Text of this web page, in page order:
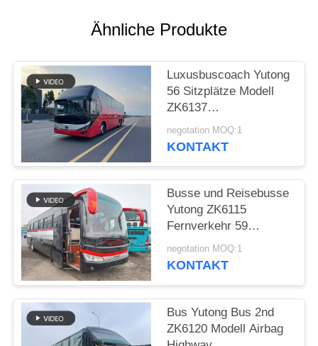
DATENSCHUTZRICHTLINIE
Ähnliche Produkte
Luxusbuscoach Yutong
56 Sitzplätze Modell
ZK6137
Doppelrücksachse
2021 Jahr Airbag
negotation MOQ:1
KONTAKT
Busse und Reisebusse
Yutong ZK6115
Fernverkehr 59
Sitzplätze 2016 Jahr
Diesel Layout LHD
negotation MOQ:1
KONTAKT
Bus Yutong Bus 2nd
ZK6120 Modell Airbag